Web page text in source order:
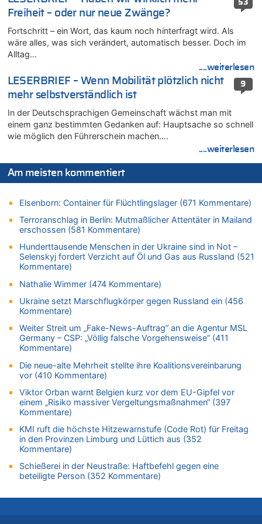
Mehrere Menschen in Londons City niedergestochen
05.08.2026 - 21:15 von Joseph Meyer zu
Wasserstand des Rheins in NRW so niedrig wie noch nie
05.08.2026 - 21:10 von Ahja zu
Wasserstand des Rheins in NRW so niedrig wie noch nie
05.08.2026 - 21:05 von Oberstes Kommentargremium zu
Wie kam es zur Ceuta-Krise?
Aachen ab 11. August wieder Mekka des Pferdesports –
Belgien setzt bei Reit-WM auf starke Springreiter
05.08.2026 - 20:38 von Willi Müller zu
Mehrere Menschen in Londons City niedergestochen
05.08.2026 - 20:36 von Islam Experte zu
Mehrere Menschen in Londons City niedergestochen
05.08.2026 - 20:21 von Dax zu
05.08.2026 - 20:19 von Dax zu
05.08.2026 - 20:11 von Analise zu
Mehrere Menschen in Londons City niedergestochen
05.08.2026 - 19:57 von michlaustderaffe zu
Zweite Hitzewelle in diesem Sommer ist jetzt amtlich
05.08.2026 - 19:50 von Pferd und Wagen zu
Aachen ab 11. August wieder Mekka des Pferdesports –
Belgien setzt bei Reit-WM auf starke Springreiter
05.08.2026 - 19:40 von Mungo zu
Es gibt mmer mehr Fälle von Fahrerflucht in Belgien –
Fußgänger und Radfahrer sind die häufigsten Opfer
05.08.2026 - 19:34 von Mungo zu
Warum die Waldbrände in Frankreich und Spanien Rekorde
brechen [Fragen & Antworten]
05.08.2026 - 19:21 von Hugo Egon Bernhard von Sinnen zu
Mehrere Menschen in Londons City niedergestochen
05.08.2026 - 19:17 von Pierre zu
Mehrere Menschen in Londons City niedergestochen
Zweite Hitzewelle in diesem Sommer ist jetzt amtlich
53
Freiheit – oder nur neue Zwänge?
Fortschritt – ein Wort, das kaum noch hinterfragt wird. Als
wäre alles, was sich verändert, automatisch besser. Doch im
Alltag…
....weiterlesen
9
LESERBRIEF – Wenn Mobilität plötzlich nicht
mehr selbstverständlich ist
In der Deutschsprachigen Gemeinschaft wächst man mit
einem ganz bestimmten Gedanken auf: Hauptsache so schnell
wie möglich den Führerschein machen….
....weiterlesen
Am meisten kommentiert
Elsenborn: Container für Flüchtlingslager (671 Kommentare)
Terroranschlag in Berlin: Mutmaßlicher Attentäter in Mailand
erschossen (581 Kommentare)
Hunderttausende Menschen in der Ukraine sind in Not –
Selenskyj fordert Verzicht auf Öl und Gas aus Russland (521
Kommentare)
Nathalie Wimmer (474 Kommentare)
Ukraine setzt Marschflugkörper gegen Russland ein (456
Kommentare)
Weiter Streit um „Fake-News-Auftrag“ an die Agentur MSL
Germany – CSP: „Völlig falsche Vorgehensweise“ (411
Kommentare)
Die neue-alte Mehrheit stellte ihre Koalitionsvereinbarung
vor (410 Kommentare)
Viktor Orban warnt Belgien kurz vor dem EU-Gipfel vor
einem „Risiko massiver Vergeltungsmaßnahmen“ (397
Kommentare)
KMI ruft die höchste Hitzewarnstufe (Code Rot) für Freitag
in den Provinzen Limburg und Lüttich aus (352
Kommentare)
Schießerei in der Neustraße: Haftbefehl gegen eine
beteiligte Person (352 Kommentare)